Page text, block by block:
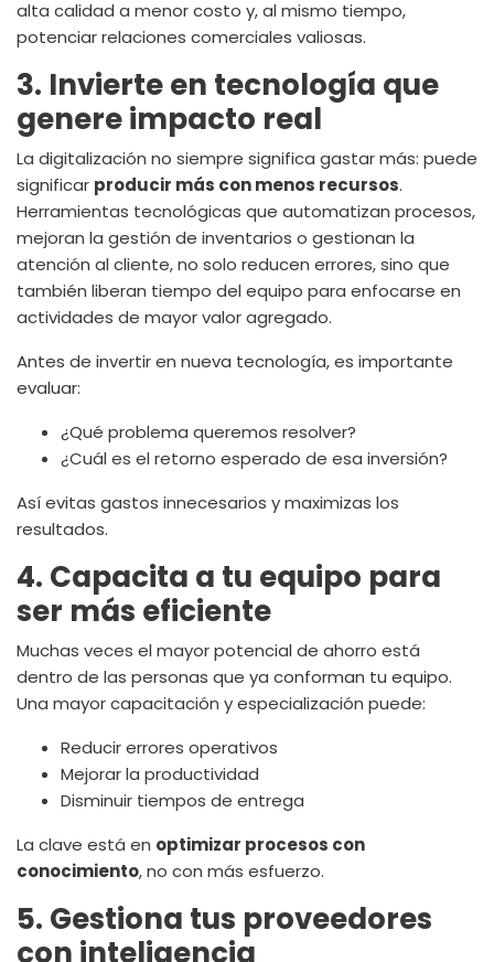
alta calidad a menor costo y, al mismo tiempo,
potenciar relaciones comerciales valiosas.
3. Invierte en tecnología que
genere impacto real
La digitalización no siempre significa gastar más: puede
significar producir más con menos recursos.
Herramientas tecnológicas que automatizan procesos,
mejoran la gestión de inventarios o gestionan la
atención al cliente, no solo reducen errores, sino que
también liberan tiempo del equipo para enfocarse en
actividades de mayor valor agregado.
Antes de invertir en nueva tecnología, es importante
evaluar:
¿Qué problema queremos resolver?
¿Cuál es el retorno esperado de esa inversión?
Así evitas gastos innecesarios y maximizas los
resultados.
4. Capacita a tu equipo para
ser más eficiente
Muchas veces el mayor potencial de ahorro está
dentro de las personas que ya conforman tu equipo.
Una mayor capacitación y especialización puede:
Reducir errores operativos
Mejorar la productividad
Disminuir tiempos de entrega
La clave está en optimizar procesos con
conocimiento, no con más esfuerzo.
5. Gestiona tus proveedores
con inteligencia